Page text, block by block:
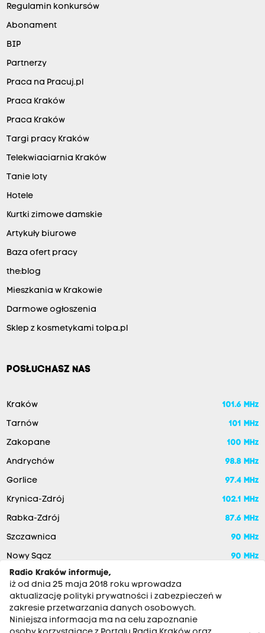
Regulamin konkursów
Abonament
BIP
Partnerzy
Praca na Pracuj.pl
Praca Kraków
Praca Kraków
Targi pracy Kraków
Telekwiaciarnia Kraków
Tanie loty
Hotele
Kurtki zimowe damskie
Artykuły biurowe
Baza ofert pracy
the:blog
Mieszkania w Krakowie
Darmowe ogłoszenia
Sklep z kosmetykami tolpa.pl
POSŁUCHASZ NAS
Kraków 101.6 MHz
Tarnów 101 MHz
Zakopane 100 MHz
Andrychów 98.8 MHz
Gorlice 97.4 MHz
Krynica-Zdrój 102.1 MHz
Rabka-Zdrój 87.6 MHz
Szczawnica 90 MHz
Nowy Sącz
90 MHz
Radio Kraków informuje,
iż od dnia 25 maja 2018 roku wprowadza
aktualizację polityki prywatności i zabezpieczeń w
zakresie przetwarzania danych osobowych.
Niniejsza informacja ma na celu zapoznanie